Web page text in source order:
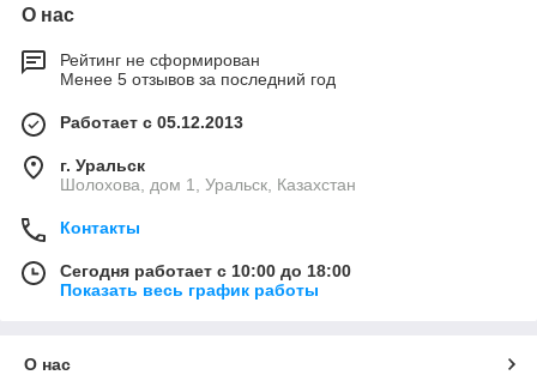
О нас
Рейтинг не сформирован
Менее 5 отзывов за последний год
Работает с 05.12.2013
г. Уральск
Шолохова, дом 1, Уральск, Казахстан
Контакты
Сегодня работает с 10:00 до 18:00
Показать весь график работы
О нас